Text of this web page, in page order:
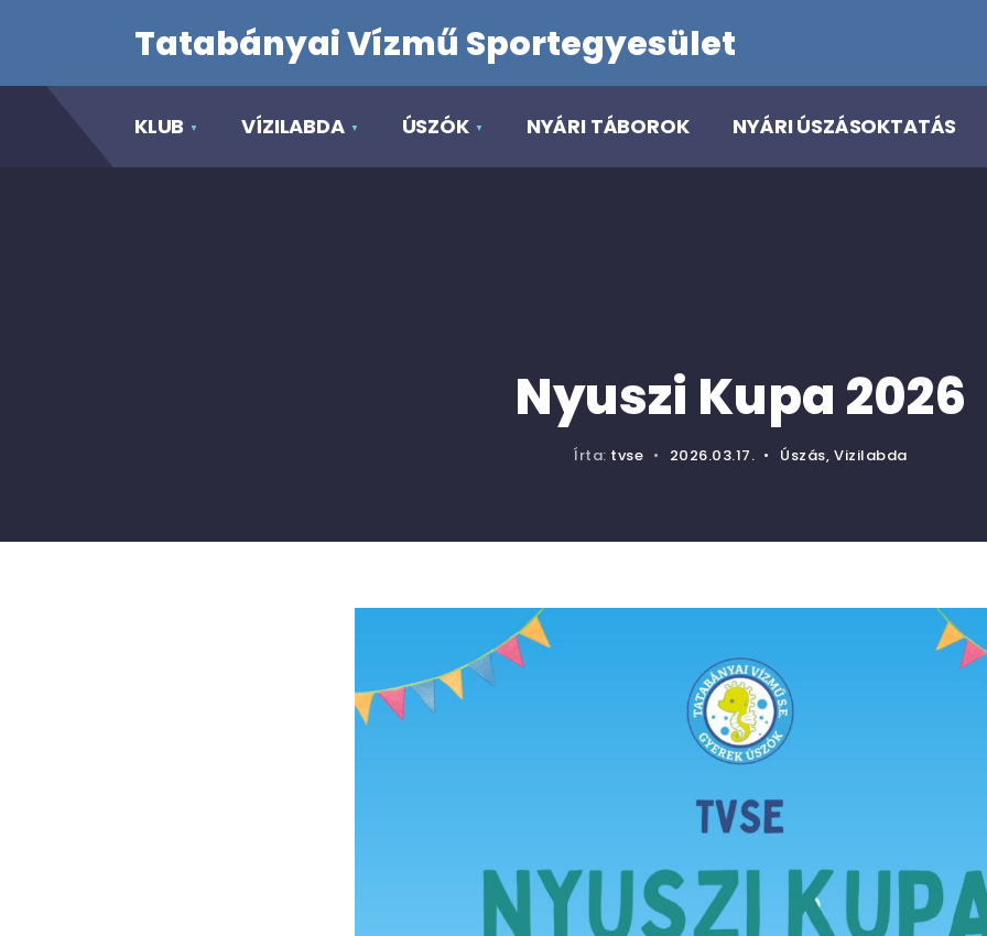
Tatabányai Vízmű Sportegyesület
KLUB VÍZILABDA ÚSZÓK NYÁRI TÁBOROK NYÁRI ÚSZÁSOKTATÁS
Nyuszi Kupa 2026
Írta: tvse • 2026.03.17. • Úszás,Vizilabda